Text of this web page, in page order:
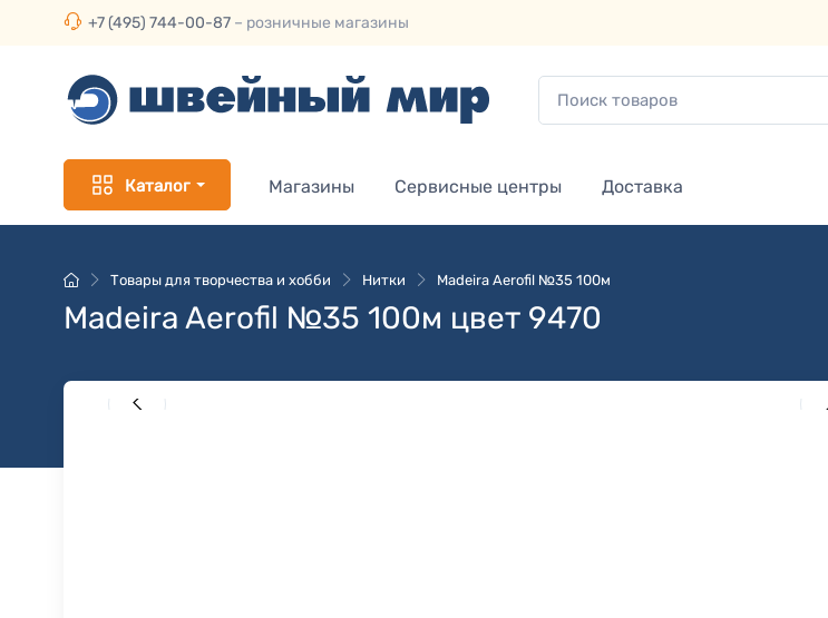
+7 (495) 744-00-87 – розничные магазины
Каталог Магазины Сервисные центры Доставка
Товары для творчества и хобби Нитки Madeira Aerofil №35 100м
Madeira Aerofil №35 100м цвет 9470